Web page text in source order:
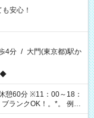
安心！
4分 / 大門(東京都)駅か
憩60分 ※11：00～18：
ンター/受付/販売/カフェ